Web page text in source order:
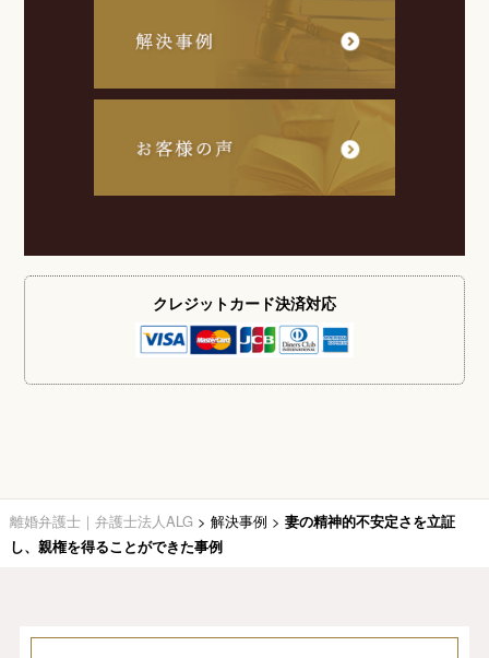
クレジットカード決済対応
離婚弁護士｜弁護士法人ALG > 解決事例 > 妻の精神的不安定さを立証
し、親権を得ることができた事例